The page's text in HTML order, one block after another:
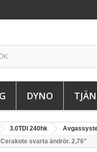
DYNO
3.0TDI 240hk
svarta ändrör. 2,76"